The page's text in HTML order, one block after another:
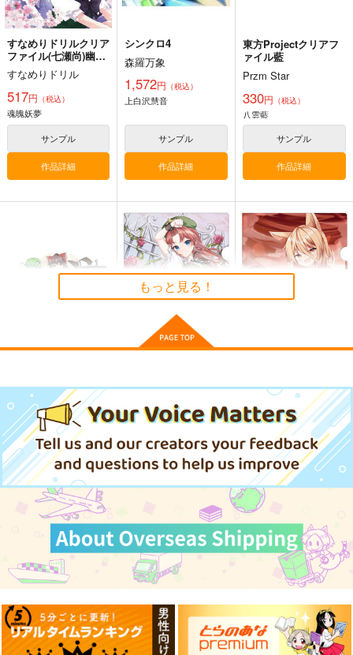
カート
e Cessation of Dukk
Demetori
博麗霊夢
東方剛欲異聞～水没し
た沈愁地獄
黄昏フロンティア
2,200円（税込）
東方Project
サンプル
東方紅魔郷～
the Embodiment of
Scarlet Devil～
上海アリス幻樂団
Clutch Shooter #05
Silver Forest
1,430 円（税込）
東方Project
十六夜咲夜
すなめりドリルクリア
ファイル(七瀬尚)幽々
子＆妖夢
すなめりドリル
517円 （税込）
魂魄妖夢
サンプル
作品詳細
シンクロ4
森羅万象
1,572円 （税込）
上白沢慧音
サンプル
作品詳細
東方Projectクリアフ
ァイル藍
Przm Star
330円 （税込）
八雲藍
サンプル
作品詳細
ファイル 葉庭
株式会社虎の穴
509円（税込）
サンプル
作品詳細
紅美鈴８
AbsoluteZero
紅美鈴
サンプル
菅牧典５
AbsoluteZero
（税込）
菅牧典
サンプル
もっと見る！